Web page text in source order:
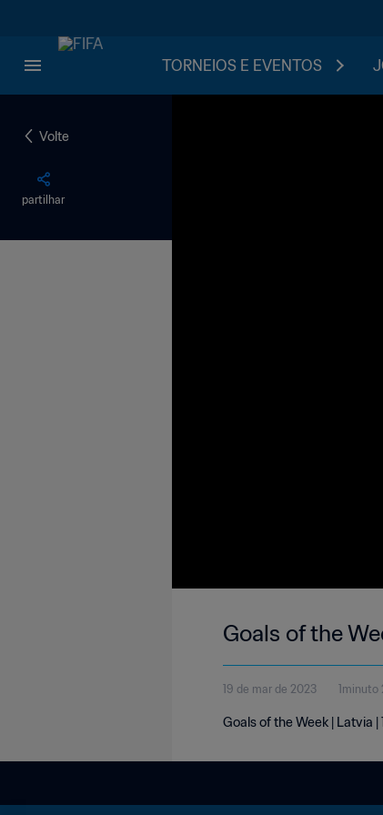
TORNEIOS E EVENTOS
Volte
partilhar
Goals of the
19 de mar de 2023 1minuto
Goals of the Week | Latvia